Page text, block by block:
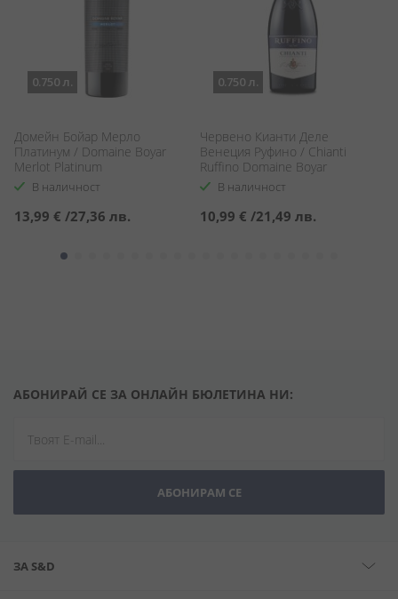
0.750 л.
Домейн Бойар Мерло
Платинум / Domaine Boyar
Merlot Platinum
В наличност
13,99 € /27,36 лв.
0.750 л.
Червено Кианти Деле
Венеция Руфино / Chianti
Ruffino Domaine Boyar
В наличност
10,99 € /21,49 лв.
АБОНИРАЙ СЕ ЗА ОНЛАЙН БЮЛЕТИНА НИ:
АБОНИРАМ СЕ
ЗА S&D